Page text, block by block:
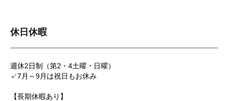
休日休暇
週休2日制（第2・4土曜・日曜）
✓7月～9月は祝日もお休み
【長期休暇あり】